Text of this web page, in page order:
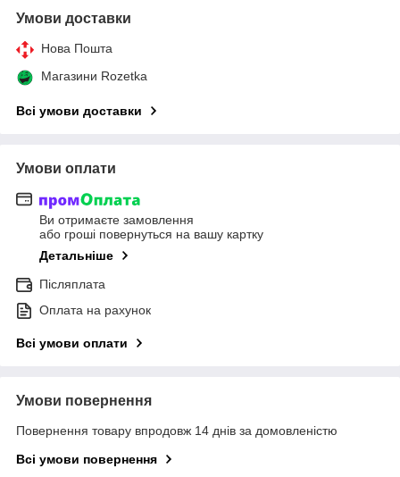
Умови доставки
Нова Пошта
Магазини Rozetka
Всі умови доставки
Умови оплати
Ви отримаєте замовлення
або гроші повернуться на вашу картку
Детальніше
Післяплата
Оплата на рахунок
Всі умови оплати
Умови повернення
Повернення товару впродовж 14 днів за домовленістю
Всі умови повернення